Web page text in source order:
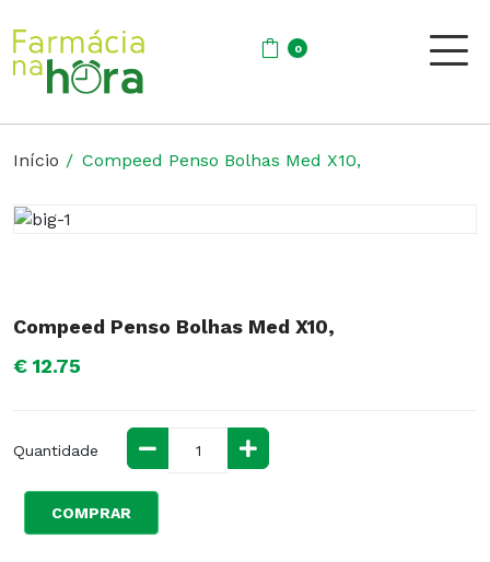
0
Início Compeed Penso Bolhas Med X10,
Compeed Penso Bolhas Med X10,
€ 12.75
Quantidade
COMPRAR